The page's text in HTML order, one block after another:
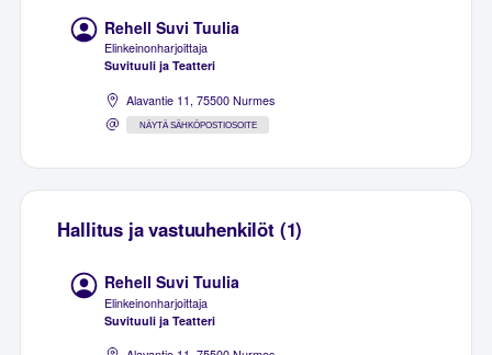
Rehell Suvi Tuulia
Elinkeinonharjoittaja
Suvituuli ja Teatteri
Alavantie 11, 75500 Nurmes
NÄYTÄ SÄHKÖPOSTIOSOITE
Hallitus ja vastuuhenkilöt (1)
Rehell Suvi Tuulia
Elinkeinonharjoittaja
Suvituuli ja Teatteri